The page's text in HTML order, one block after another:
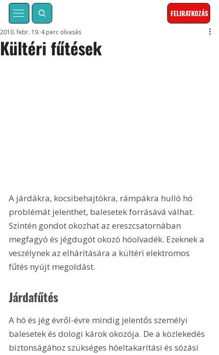
FELIRATKOZÁS
Kültéri fűtések
2010. febr. 19. 4 perc olvasás
A járdákra, kocsibehajtókra, rámpákra hulló hó
problémát jelenthet, balesetek forrásává válhat.
Szintén gondot okozhat az ereszcsatornában
megfagyó és jégdugót okozó hóolvadék. Ezeknek a
veszélynek az elhárítására a kültéri elektromos
fűtés nyújt megoldást.
Járdafűtés
A hó és jég évről-évre mindig jelentős személyi
balesetek és dologi károk okozója. De a közlekedés
biztonságához szükséges hóeltakarítási és sózási